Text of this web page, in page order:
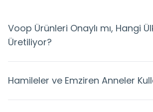
Voop Ürünleri Onaylı mı, Hangi
Üretiliyor?
Hamileler ve Emziren Anneler